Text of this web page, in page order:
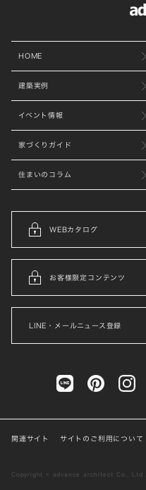
HOME
建築実例
イベント情報
家づくりガイド
住まいのコラム
WEBカタログ
お客様限定コンテンツ
LINE・メールニュース登録
関連サイト サイトのご利用について
Copyright © advance architect Co., Ltd